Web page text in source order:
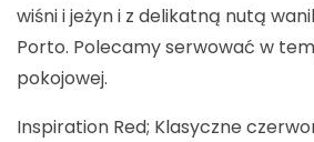
wiśni i jeżyn i z delikatną nutą
Porto. Polecamy serwować w
pokojowej.
Inspiration Red; Klasyczne